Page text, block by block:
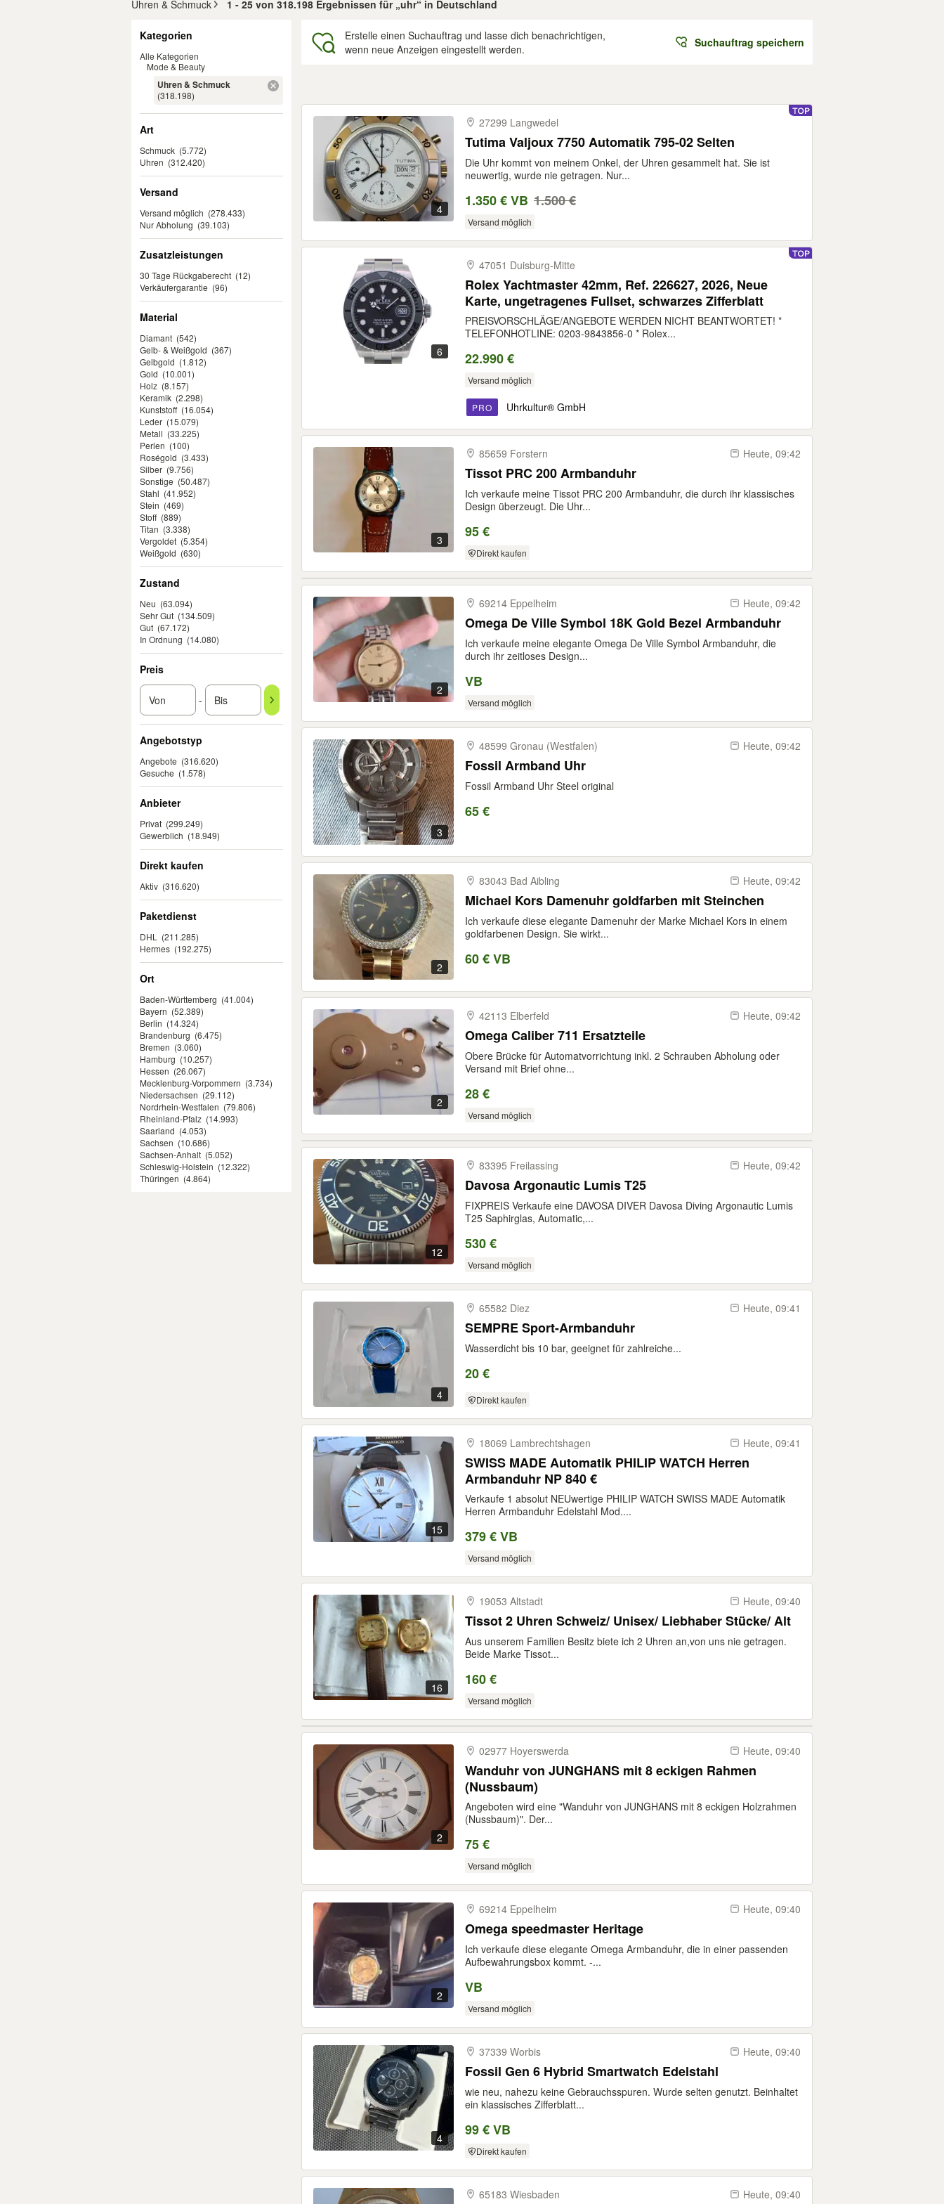
Uhren & Schmuck
1 - 25 von 318.198 Ergebnissen für „uhr“ in Deutschland
Kategorien
Alle Kategorien
Mode & Beauty
Uhren & Schmuck
(318.198)
Art
Schmuck (5.772)
Uhren (312.420)
Versand
Versand möglich (278.433)
Nur Abholung (39.103)
Zusatzleistungen
30 Tage Rückgaberecht (12)
Verkäufergarantie (96)
Material
Diamant (542)
Gelb- & Weißgold (367)
Gelbgold (1.812)
Gold (10.001)
Holz (8.157)
Keramik (2.298)
Kunststoff (16.054)
Leder (15.079)
Metall (33.225)
Perlen (100)
Roségold (3.433)
Silber (9.756)
Sonstige (50.487)
Stahl (41.952)
Stein (469)
Stoff (889)
Titan (3.338)
Vergoldet (5.354)
Weißgold (630)
Zustand
Neu (63.094)
Sehr Gut (134.509)
Gut (67.172)
In Ordnung (14.080)
Preis
-
Angebotstyp
Angebote (316.620)
Gesuche (1.578)
Anbieter
Privat (299.249)
Gewerblich (18.949)
Direkt kaufen
Aktiv (316.620)
Paketdienst
DHL
(211.285)
Hermes (192.275)
Ort
Baden-Württemberg (41.004)
Bayern (52.389)
Berlin (14.324)
Brandenburg (6.475)
Bremen (3.060)
Hamburg (10.257)
Hessen (26.067)
Mecklenburg-Vorpommern (3.734)
Niedersachsen (29.112)
Nordrhein-Westfalen (79.806)
Rheinland-Pfalz (14.993)
Saarland (4.053)
Sachsen (10.686)
Sachsen-Anhalt (5.052)
Schleswig-Holstein (12.322)
Thüringen (4.864)
Erstelle einen Suchauftrag und lasse dich benachrichtigen,
wenn neue Anzeigen eingestellt werden.
Suchauftrag speichern
4
27299 Langwedel
Tutima Valjoux 7750 Automatik 795-02 Selten
Die Uhr kommt von meinem Onkel, der Uhren gesammelt hat. Sie ist
neuwertig, wurde nie getragen. Nur...
1.350 € VB 1.500 €
Versand möglich
6
47051 Duisburg-​Mitte
Rolex Yachtmaster 42mm, Ref. 226627, 2026, Neue
Karte, ungetragenes Fullset, schwarzes Zifferblatt
PREISVORSCHLÄGE/ANGEBOTE WERDEN NICHT BEANTWORTET! *
TELEFONHOTLINE: 0203-9843856-0 * Rolex...
22.990 €
Versand möglich
PRO Uhrkultur® GmbH
3
85659 Forstern Heute, 09:42
Tissot PRC 200 Armbanduhr
Ich verkaufe meine Tissot PRC 200 Armbanduhr, die durch ihr klassisches
Design überzeugt. Die Uhr...
95 €
Direkt kaufen
2
69214 Eppelheim Heute, 09:42
Omega De Ville Symbol 18K Gold Bezel Armbanduhr
Ich verkaufe meine elegante Omega De Ville Symbol Armbanduhr, die
durch ihr zeitloses Design...
VB
Versand möglich
3
48599 Gronau (Westfalen) Heute, 09:42
Fossil Armband Uhr
Fossil Armband Uhr Steel original
65 €
2
83043 Bad Aibling Heute, 09:42
Michael Kors Damenuhr goldfarben mit Steinchen
Ich verkaufe diese elegante Damenuhr der Marke Michael Kors in einem
goldfarbenen Design. Sie wirkt...
60 € VB
2
42113 Elberfeld Heute, 09:42
Omega Caliber 711 Ersatzteile
Obere Brücke für Automatvorrichtung inkl. 2 Schrauben Abholung oder
Versand mit Brief ohne...
28 €
Versand möglich
12
83395 Freilassing Heute, 09:42
Davosa Argonautic Lumis T25
FIXPREIS Verkaufe eine DAVOSA DIVER Davosa Diving Argonautic Lumis
T25 Saphirglas, Automatic,...
530 €
Versand möglich
4
65582 Diez Heute, 09:41
SEMPRE Sport-Armbanduhr
Wasserdicht bis 10 bar, geeignet für zahlreiche...
20 €
Direkt kaufen
15
18069 Lambrechtshagen Heute, 09:41
SWISS MADE Automatik PHILIP WATCH Herren
Armbanduhr NP 840 €
Verkaufe 1 absolut NEUwertige PHILIP WATCH SWISS MADE Automatik
Herren Armbanduhr Edelstahl Mod....
379 € VB
Versand möglich
16
19053 Altstadt Heute, 09:40
Tissot 2 Uhren Schweiz/ Unisex/ Liebhaber Stücke/ Alt
Aus unserem Familien Besitz biete ich 2 Uhren an,von uns nie getragen.
Beide Marke Tissot...
160 €
Versand möglich
2
02977 Hoyerswerda Heute, 09:40
Wanduhr von JUNGHANS mit 8 eckigen Rahmen
(Nussbaum)
Angeboten wird eine "Wanduhr von JUNGHANS mit 8 eckigen Holzrahmen
(Nussbaum)". Der...
75 €
Versand möglich
2
69214 Eppelheim Heute, 09:40
Omega speedmaster Heritage
Ich verkaufe diese elegante Omega Armbanduhr, die in einer passenden
Aufbewahrungsbox kommt. -...
VB
Versand möglich
4
37339 Worbis Heute, 09:40
Fossil Gen 6 Hybrid Smartwatch Edelstahl
wie neu, nahezu keine Gebrauchsspuren. Wurde selten genutzt. Beinhaltet
ein klassisches Zifferblatt...
99 € VB
Direkt kaufen
65183 Wiesbaden Heute, 09:40